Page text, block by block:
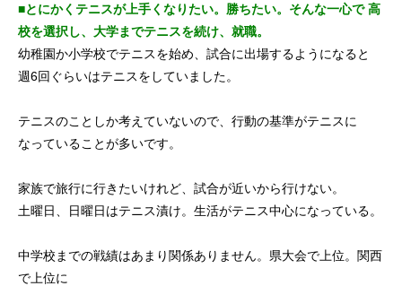
■とにかくテニスが上手くなりたい。勝ちたい。そんな一心で 高
校を選択し、大学までテニスを続け、就職。
幼稚園か小学校でテニスを始め、試合に出場するようになると
週6回ぐらいはテニスをしていました。
テニスのことしか考えていないので、行動の基準がテニスに
なっていることが多いです。
家族で旅行に行きたいけれど、試合が近いから行けない。
土曜日、日曜日はテニス漬け。生活がテニス中心になっている。
中学校までの戦績はあまり関係ありません。県大会で上位。関西
で上位に